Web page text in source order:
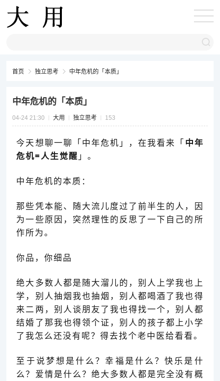
首页 独立思考 中年危机的「本质」
中年危机的「本质」
04-24 21:30 大用 独立思考 153
今天想聊一聊「中年危机」，在我看来「中年
危机=人生觉醒 」。
中年危机的本质：
那些凭本能、随大流儿度过了前半生的人，因
为一些原因，突然理性的反思了一下自己的所
作所为。
你品，你细品
绝大多数人都是随大溜儿的，别人上学我也上
学，别人抽烟我也抽烟，别人都喝酒了我也得
来二两，别人谈朋友了我也得找一个，别人都
结婚了那我也得领个证，别人的孩子都上小学
了我怎么还没有呢？得去找个老中医给看看。
至于说梦想是什么？幸福是什么？快乐是什
么？爱情是什么？绝大多数人都是完全没有概